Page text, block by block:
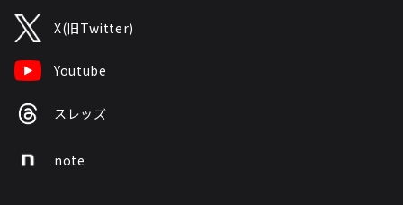
X(旧Twitter)
Youtube
スレッズ
note